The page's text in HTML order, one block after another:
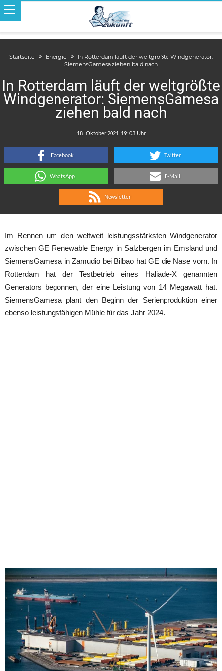
Startseite Energie
In Rotterdam läuft der weltgrößte Windgenerator:
SiemensGamesa ziehen bald nach
In Rotterdam läuft der weltgrößte
Windgenerator: SiemensGamesa
ziehen bald nach
:
Facebook Twitter
WhatsApp E-Mail
Newsletter
Im Rennen um den weltweit leistungsstärksten Windgenerator
zwischen GE Renewable Energy in Salzbergen im Emsland und
SiemensGamesa in Zamudio bei Bilbao hat GE die Nase vorn. In
Rotterdam hat der Testbetrieb eines Haliade-X genannten
Generators begonnen, der eine Leistung von 14 Megawatt hat.
SiemensGamesa plant den Beginn der Serienproduktion einer
ebenso leistungsfähigen Mühle für das Jahr 2024.